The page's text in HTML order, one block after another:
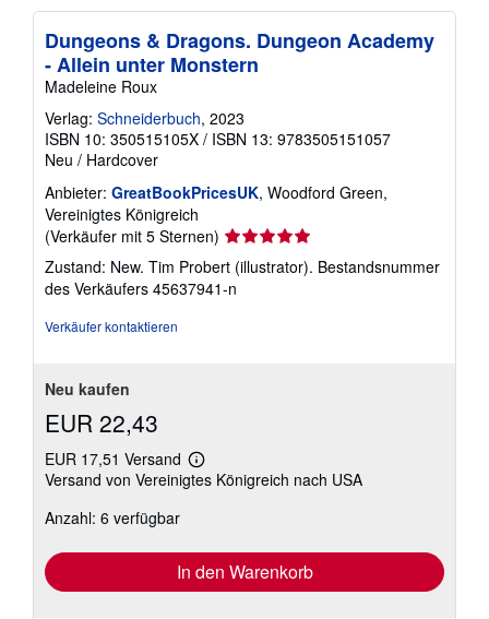
Dungeons & Dragons. Dungeon Academy
- Allein unter Monstern
Madeleine Roux
Verlag: Schneiderbuch, 2023
ISBN 10: 350515105X / ISBN 13: 9783505151057
Neu / Hardcover
Anbieter: GreatBookPricesUK, Woodford Green,
Vereinigtes Königreich
(Verkäufer mit 5 Sternen) Verkäuferbewertung
5
von
5
Zustand: New. Tim Probert (illustrator). Bestandsnummer
des Verkäufers 45637941-n
Verkäufer kontaktieren
Neu kaufen
EUR 22,43
EUR 17,51 Versand
Weitere
Informationen
Versand von Vereinigtes Königreich nach USA
Anzahl: 6 verfügbar
In den Warenkorb